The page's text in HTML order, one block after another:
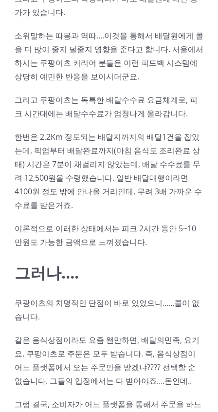
가가 있습니다.
소위말하는 따봉과 역따….이것을 통해서 배달원에게 콜
을 더 많이 줄지 덜줄지 영향을 준다고 합니다. 서울에서
하시는 쿠팡이츠 커리어 분들은 이런 피드백 시스템에
상당히 예민한 반응을 보이시더군요.
그리고 쿠팡이츠는 독특한 배달수수료 요금체계로, 피
크 시간대에는 배달수수료가 엄청나게 올라갑니다.
한번은 2.2Km 정도되는 배달지까지의 배달1건을 잡았
는데, 픽업부터 배달완료까지(마침 음식도 조리완료 상
태) 시간은 7분이 채걸리지 않았는데, 배달 수수료를 무
려 12,500원을 수령했습니다. 일반 배달대행이라면
4100원 정도 밖에 안나올 거리인데, 무려 3배 가까운 수
수료를 받은거죠.
이론적으로 이러한 상태에서는 피크 2시간 동안 5~10
만원도 가능한 금액으로 느껴졌습니다.
그러나….
쿠팡이츠의 치명적인 단점이 바로 있었으니……콜이 없
습니다.
같은 음식상점이라도 요즘 왠만하면, 배달의민족, 요기
요, 쿠팡이츠로 주문은 모두 받습니다. 즉, 음식상점이
어느 플랫폼에서 오는 주문만을 받겠냐???? 선택할 순
없습니다. 그들의 입장에서는 다 받아야죠….돈인데..
그럼 결국, 소비자가 어느 플랫폼을 통해서 주문을 하느